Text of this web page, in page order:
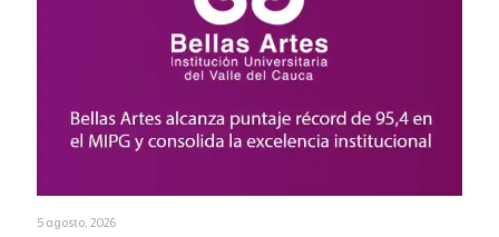
5 agosto, 2026